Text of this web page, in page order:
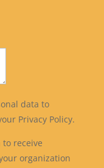
data to
Privacy Policy.
receive
organization